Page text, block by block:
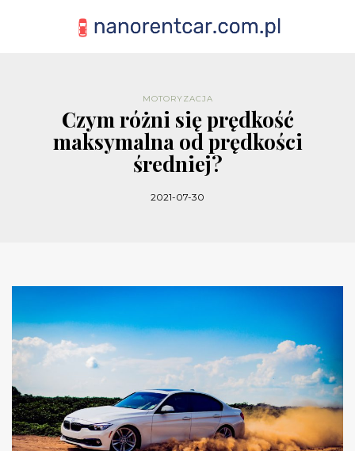
MOTORYZACJA
Czym różni się prędkość
maksymalna od prędkości
średniej?
2021-07-30